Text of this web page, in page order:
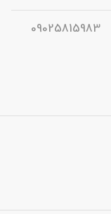
09025815983